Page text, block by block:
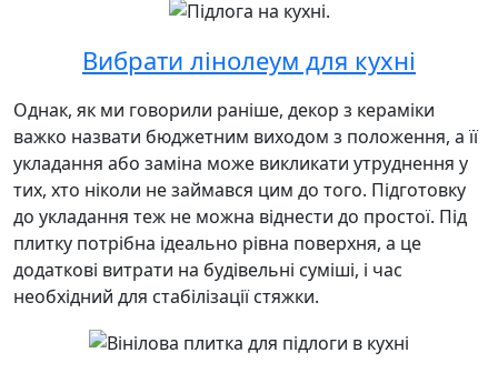
Вибрати лінолеум для кухні
Однак, як ми говорили раніше, декор з кераміки
важко назвати бюджетним виходом з положення, а її
укладання або заміна може викликати утруднення у
тих, хто ніколи не займався цим до того. Підготовку
до укладання теж не можна віднести до простої. Під
плитку потрібна ідеально рівна поверхня, а це
додаткові витрати на будівельні суміші, і час
необхідний для стабілізації стяжки.